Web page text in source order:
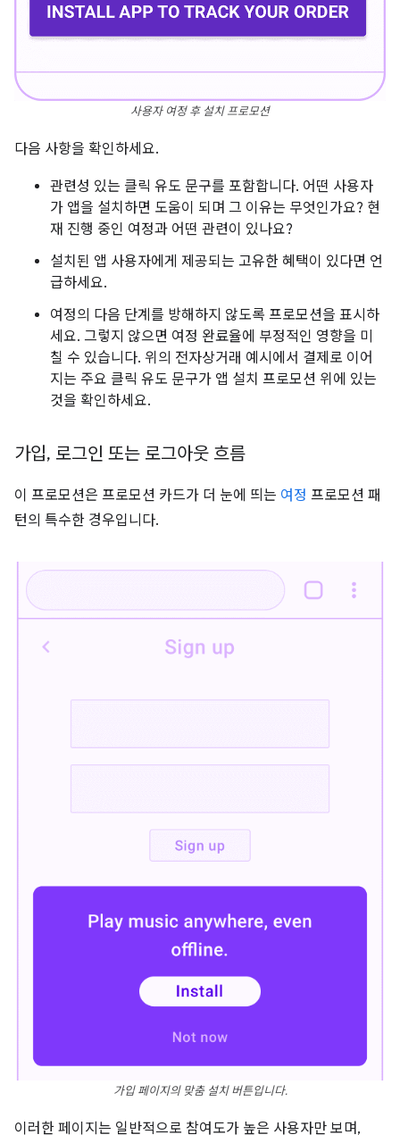
사용자 여정 후 설치 프로모션
다음 사항을 확인하세요.
관련성 있는 클릭 유도 문구를 포함합니다. 어떤 사용자
가 앱을 설치하면 도움이 되며 그 이유는 무엇인가요? 현
재 진행 중인 여정과 어떤 관련이 있나요?
설치된 앱 사용자에게 제공되는 고유한 혜택이 있다면 언
급하세요.
여정의 다음 단계를 방해하지 않도록 프로모션을 표시하
세요. 그렇지 않으면 여정 완료율에 부정적인 영향을 미
칠 수 있습니다. 위의 전자상거래 예시에서 결제로 이어
지는 주요 클릭 유도 문구가 앱 설치 프로모션 위에 있는
것을 확인하세요.
가입, 로그인 또는 로그아웃 흐름
이 프로모션은 프로모션 카드가 더 눈에 띄는 여정 프로모션 패
턴의 특수한 경우입니다.
가입 페이지의 맞춤 설치 버튼입니다.
이러한 페이지는 일반적으로 참여도가 높은 사용자만 보며,